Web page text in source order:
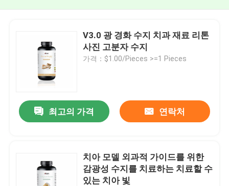
V3.0 광 경화 수지 치과 재료 리톤
사진 고분자 수지
가격：$1.00/Pieces >=1 Pieces
최고의 가격 연락처
치아 모델 외과적 가이드를 위한
감광성 수지를 치료하는 치료할 수
있는 치아 빛